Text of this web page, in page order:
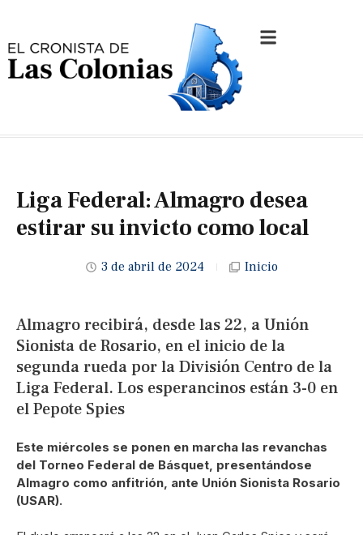
Liga Federal: Almagro desea
estirar su invicto como local
3 de abril de 2024 Inicio
Almagro recibirá, desde las 22, a Unión
Sionista de Rosario, en el inicio de la
segunda rueda por la División Centro de la
Liga Federal. Los esperancinos están 3-0 en
el Pepote Spies
Este miércoles se ponen en marcha las revanchas
del Torneo Federal de Básquet, presentándose
Almagro como anfitrión, ante Unión Sionista Rosario
(USAR).